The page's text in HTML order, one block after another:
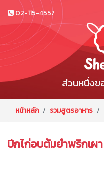
02-115-4557
ส่วนหนึ่งข
หน้าหลัก รวมสูตรอาหาร
ปีกไก่อบต้มยำพริกเผา